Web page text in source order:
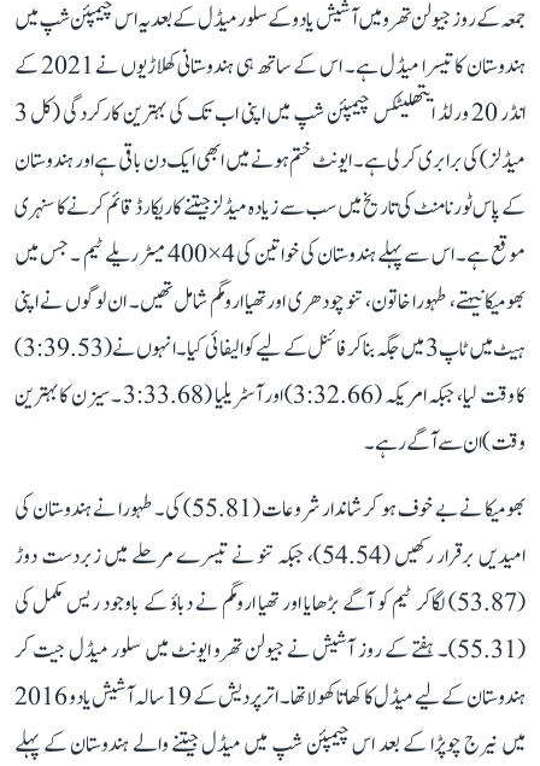
جمعہ کے روز جیولن تھرو میں آشیش یادو کے سلور میڈل کے بعد یہ اس چیمپئن شپ میں
ہندوستان کا تیسرا میڈل ہے۔ اس کے ساتھ ہی ہندوستانی کھلاڑیوں نے 2021 کے
انڈر 20 ورلڈ ایتھلیٹکس چیمپئن شپ میں اپنی اب تک کی بہترین کارکردگی (کل 3
میڈلز) کی برابری کر لی ہے۔ ایونٹ ختم ہونے میں ابھی ایک دن باقی ہے اور ہندوستان
کے پاس ٹورنامنٹ کی تاریخ میں سب سے زیادہ میڈلز جیتنے کا ریکارڈ قائم کرنے کا سنہری
موقع ہے۔ اس سے پہلے ہندوستان کی خواتین کی 4×400 میٹر ریلے ٹیم ۔ جس میں
بھومیکا نیہتے، طہورا خاتون، تنو چودھری اور تھیا ارومگم شامل تھیں۔ ان لوگوں نے اپنی
ہیٹ میں ٹاپ 3 میں جگہ بنا کر فائنل کے لیے کوالیفائی کیا۔ انہوں نے (3:39.53)
کا وقت لیا، جبکہ امریکہ (3:32.66) اور آسٹریلیا (3:33.68 ۔ سیزن کا بہترین
وقت) ان سے آگے رہے۔
بھومیکا نے بے خوف ہو کر شاندار شروعات (55.81) کی۔ طہورا نے ہندوستان کی
امیدیں برقرار رکھیں (54.54)، جبکہ تنو نے تیسرے مرحلے میں زبردست دوڑ
(53.87) لگاکر ٹیم کو آگے بڑھایا اور تھیا ارومگم نے دباؤ کے باوجود ریس مکمل کی
(55.31)۔ ہفتے کے روز آشیش نے جیولن تھرو ایونٹ میں سلور میڈل جیت کر
ہندوستان کے لیے میڈل کا کھاتا کھولا تھا۔ اتر پردیش کے 19 سالہ آشیش یادو 2016
میں نیرج چوپڑا کے بعد اس چیمپئن شپ میں میڈل جیتنے والے ہندوستان کے پہلے